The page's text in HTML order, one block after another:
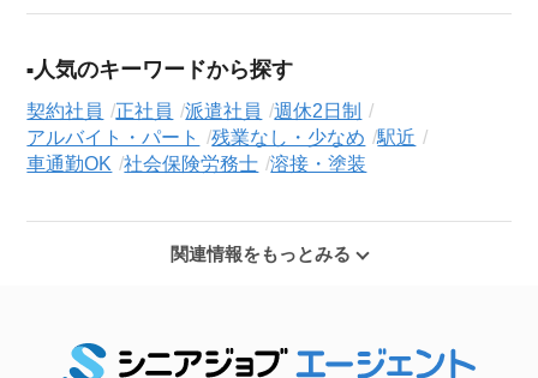
人気のキーワードから探す
契約社員 正社員 派遣社員
週休2日制
アルバイト・パート
残業なし・少なめ
駅近
車通勤OK
社会保険労務士 溶接・塗装
関連情報をもっとみる